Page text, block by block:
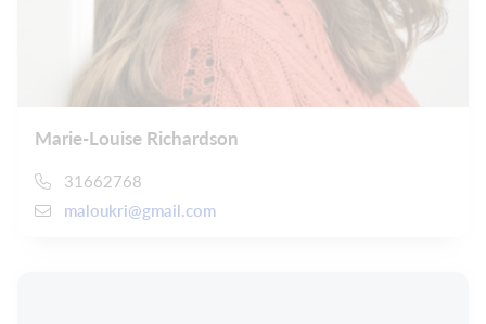
Marie-Louise Richardson
31662768
maloukri@gmail.com